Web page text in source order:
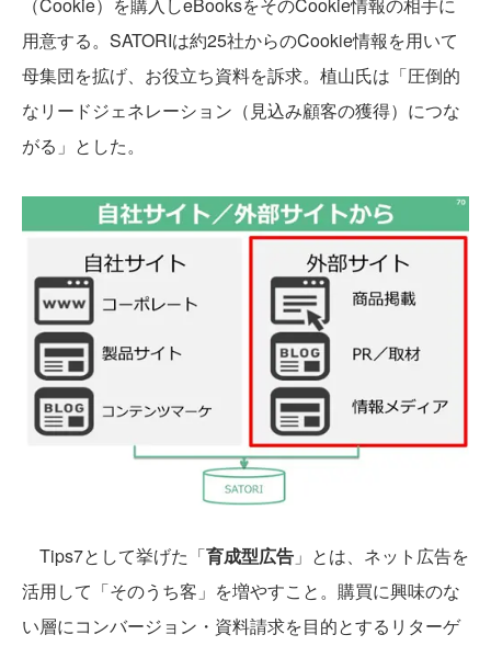
用意する。SATORIは約25社からのCookie情報を用いて
母集団を拡げ、お役立ち資料を訴求。植山氏は「圧倒的
なリードジェネレーション（見込み顧客の獲得）につな
がる」とした。
Tips7として挙げた「育成型広告 」とは、ネット広告を
活用して「そのうち客」を増やすこと。購買に興味のな
い層にコンバージョン・資料請求を目的とするリターゲ